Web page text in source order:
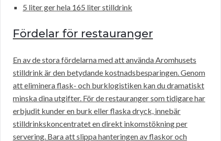
5 liter ger hela 165 liter stilldrink
Fördelar för restauranger
En av de stora fördelarna med att använda Aromhusets
stilldrink är den betydande kostnadsbesparingen. Genom
att eliminera flask- och burklogistiken kan du dramatiskt
minska dina utgifter. För de restauranger som tidigare har
erbjudit kunder en burk eller flaska dryck, innebär
stilldrinkskoncentratet en direkt inkomstökning per
servering. Bara att slippa hanteringen av flaskor och